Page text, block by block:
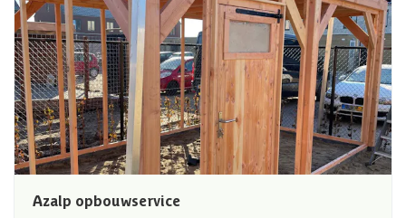
Azalp opbouwservice